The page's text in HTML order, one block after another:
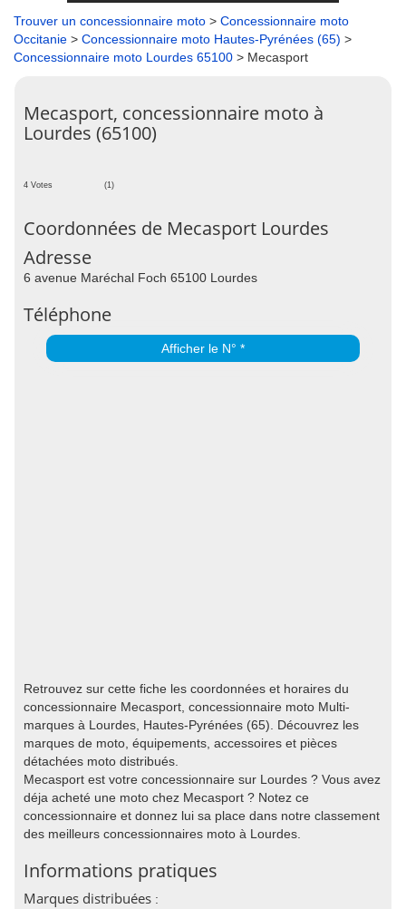
Trouver un concessionnaire moto > Concessionnaire moto
Occitanie > Concessionnaire moto Hautes-Pyrénées (65) >
Concessionnaire moto Lourdes 65100 > Mecasport
Mecasport, concessionnaire moto à
Lourdes (65100)
4 Votes (1)
Coordonnées de Mecasport Lourdes
Adresse
6 avenue Maréchal Foch 65100 Lourdes
Téléphone
Afficher le N° *
Retrouvez sur cette fiche les coordonnées et horaires du
concessionnaire Mecasport, concessionnaire moto Multi-
marques à Lourdes, Hautes-Pyrénées (65). Découvrez les
marques de moto, équipements, accessoires et pièces
détachées moto distribués.
Mecasport est votre concessionnaire sur Lourdes ? Vous avez
déja acheté une moto chez Mecasport ? Notez ce
concessionnaire et donnez lui sa place dans notre classement
des meilleurs concessionnaires moto à Lourdes.
Informations pratiques
Marques distribuées :